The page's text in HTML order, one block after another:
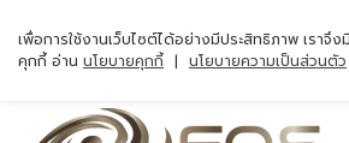
เพื่อการใช้งานเว็บไซต์ได้อย่างมีประสิทธิภาพ เราจึง
คุกกี้ อ่าน นโยบายคุกกี้ | นโยบายความเป็นส่วนตัว